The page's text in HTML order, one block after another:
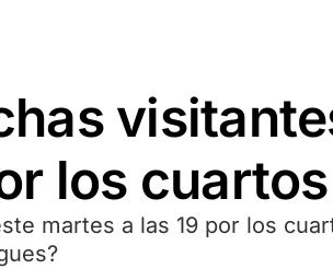
los
martes a las 19 por los